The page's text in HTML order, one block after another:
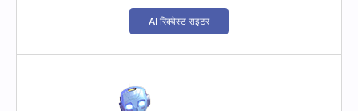
AI रिक्वेस्ट राइटर